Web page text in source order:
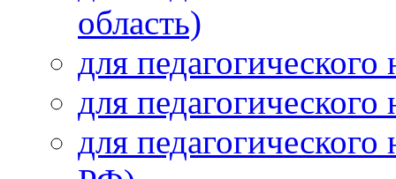
область)
для
для
для